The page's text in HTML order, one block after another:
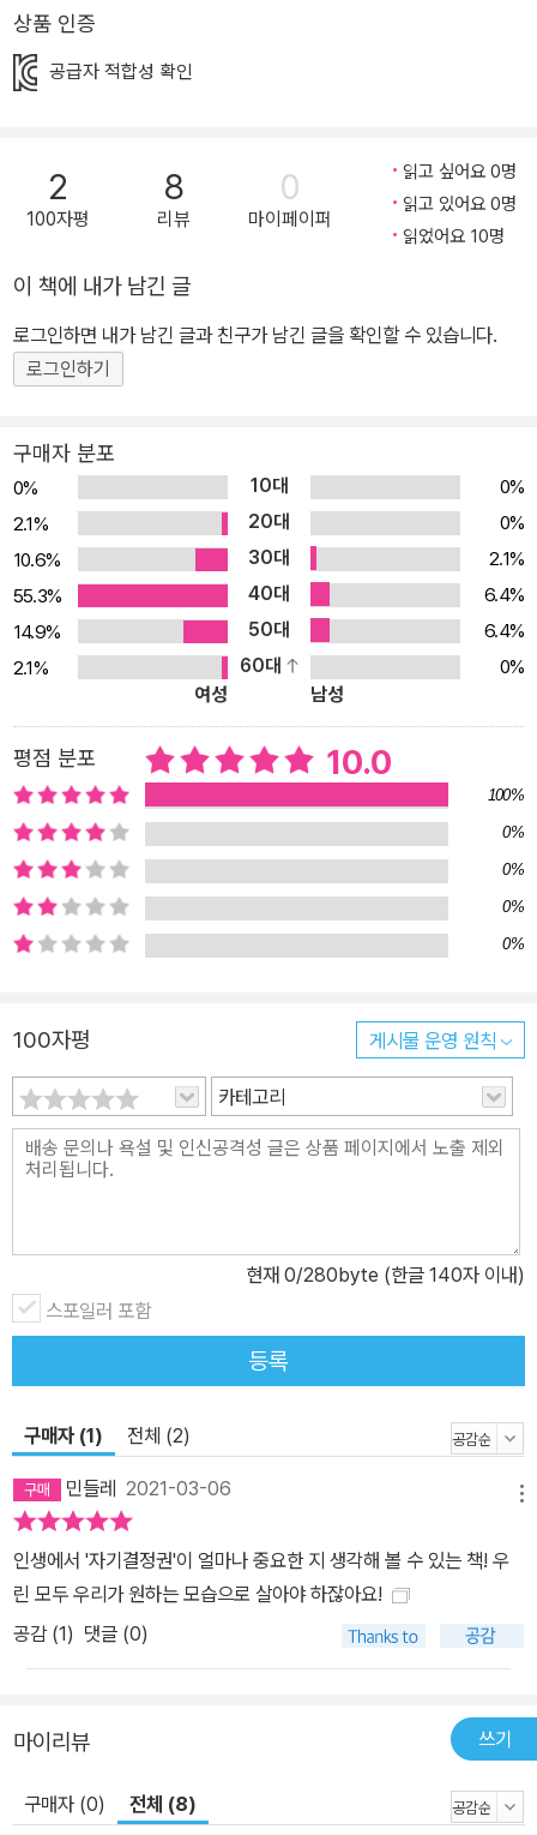
열심인 혜지에게 어느 날부터 마음에 걸리는 두 가지가 생겨난다. 하
나는 지금까지 돌아가신 줄 알았던 할머니가 살아 있었다는 어마어마
눈썹을 그리고 오라고 강요하기 시작한다. 어느새 혜지의 눈썹은 개
인의 콤플렉스가 아닌 이기고 지는 심각한 문제가 되어 버린다. 숨기
고 싶은 콤플렉스와 밝히고 싶은 진실 사이에서 혜지는 점점 더 혼란
스러워진다. 내가 원하는 건 정말로 ‘내’가 원하는 것일까? ‘투 머치
기에만 급급한 어른들에게 묻기보다 직접 할머니의 비밀을 파헤치기
시작한다. 왜 가족들이 그동안 할머니를 숨길 수밖에 없었는지, 할머
서 결정적인 단서를 발견하고, 진실을 향해 한 걸음 더 다가선다. 그와
동시에 혜지를 향한 준호의 압박은 더해만 간다. 눈썹을 그릴 시간에
아빠가 차려 주는 맛있는 아침밥을 먹고 싶은 혜지는 앞으로도 계속
눈썹을 그려야 할지 고민하기 시작한다. 놀림받는 게 싫으니까, 준호
눈에 보기 좋으라고(사실은 준호가 조금 무서우니까) 눈썹을 그려야
하는 것인지 쉽게 결정하지 못해 혜지는 답답하기만 하다. 자신을 둘
러싼 압박 속에서 점점 더 말을 잃고 두려움을 쌓아 가는 혜지 앞으로,
자유를 찾기 위해서 집 밖으로 달려 나간 할머니의 진실이 더욱 고개
독자들 또한 혜지와 같은 고민을 하게 될 것이다. 반드시 그래야 할 것
만 같아서 눈썹을 그리는 혜지와 비슷한 경험을 했거나 하고 있을지
도 모른다. 누가 정했는지도 확실하지 않은 사회적인 기준이나 시선
에 얽매여, 스스로의 선택인지 아니면 편견이 주는 압박에 짓눌려 이
루어진 선택인지 돌아보지 않고, 자신이 진짜 원하는 것이나 추구하
고자 하는 가치는 뒤로 미뤄 둔 채, 오늘도 많은 사람이 남들의 눈을
의식하며 하루를 시작한다. 『할머니와 나의 이어달리기』는 그 모두에
직하다고 생각하는지. 그리고 지금 이 순간, 진정으로 행복한지 말이
다. 결코 끝나지 않은, 그러나 힘겹지 않을 우리의 이어달리기 더욱 알
수 없는 준호의 행동들을 보며 혜지는 더 깊은 혼란 속으로 빠져든다.
그 과정에서 다행스럽게도 혜지의 편에 서는 친구가 생긴다. 초아는
준호가 혜지의 눈썹을 놀려 댈 때마다 늘 준호에게 맞서고, 혜지가 할
사람이 있다는 것만으로도 얼마나 큰 힘이 되는지를 깊이 깨닫는다.
눈썹을 그리지 않았다는 사실 하나만으로 공개적인 조롱을 당하기까
지 한 혜지는 큰 충격과 공포에 빠지지만, 그 모든 것을 ‘외모에 민감
한 여자애가 놀림당해 속상해하는 일’ 정도로 여기는 준호와 아빠를
당하며 살다 결국 자식들을 뒤로 한 채 집을 나갔던 할머니를 떠올린
다. 할머니가 가족으로부터 자취를 감추었던 때와 혜지가 혼란을 겪
고 있는 현재 사이에는 시간적인 격차가 크고, 겪은 일 또한 다르지만,
알 수 없는 동질감을 느낀 혜지는 직접 할머니를 만나겠다고 결심한
다. 원망과 미움을 각오하고 자신의 삶을 되찾기 위해 집을 떠나간 할
혼란스러워하는 혜지. 둘에게는 자신들의 의사와 상관없이 다른 누군
점이 있다. 또한 혜지의 할머니는 여자라는 이유로 자유를 억압하는
가부장적인 폭력을, 혜지는 언어와 시선의 폭력을 경험하며 잊지 못
윤아와, 젊은 시절 겪었던 두려움을 털어놓는 엄마를 통해 비슷한 경
상품 인증
공급자 적합성 확인
2
100자평
8
리뷰
0
마이페이퍼
읽고 싶어요 0명
읽고 있어요 0명
읽었어요 10명
이 책에 내가 남긴 글
로그인하면 내가 남긴 글과 친구가 남긴 글을 확인할 수 있습니다.
로그인하기
구매자 분포
0% 10대
0%
2.1%
20대
0%
10.6%
30대
2.1%
55.3%
40대
6.4%
14.9%
50대
6.4%
2.1%
60대
0%
여성
남성
평점 분포 10.0
100%
0%
0%
0%
0%
100자평 게시물 운영 원칙
카테고리
현재 0/280byte (한글 140자 이내)
스포일러 포함
등록
구매자 (1) 전체 (2)
민들레 2021-03-06
인생에서 '자기결정권'이 얼마나 중요한 지 생각해 볼 수 있는 책! 우
린 모두 우리가 원하는 모습으로 살아야 하잖아요!
공감 (1) 댓글 (0)
마이리뷰 쓰기
구매자 (0) 전체 (8)